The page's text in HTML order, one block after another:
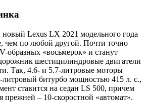
новый Lexus LX 2021 модельного года
чем по любой другой. Почти точно
образных «восьмерок» и станут
шестицилиндровые двигатели
Так, 4.6- и 5.7-литровые моторы
литровый битурбо мощностью 415 л. с.,
ставится на седан LS 500, причем
прежней – 10-скоростной «автомат».